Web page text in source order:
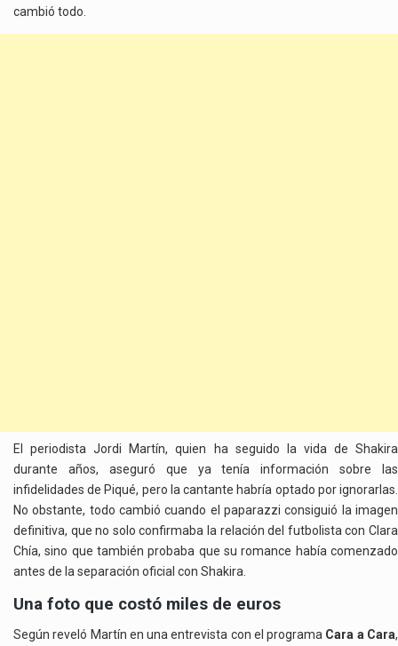
cambió todo.
El periodista Jordi Martín, quien ha seguido la vida de Shakira
durante años, aseguró que ya tenía información sobre las
infidelidades de Piqué, pero la cantante habría optado por ignorarlas.
No obstante, todo cambió cuando el paparazzi consiguió la imagen
definitiva, que no solo confirmaba la relación del futbolista con Clara
Chía, sino que también probaba que su romance había comenzado
antes de la separación oficial con Shakira.
Una foto que costó miles de euros
Según reveló Martín en una entrevista con el programa Cara a Cara,